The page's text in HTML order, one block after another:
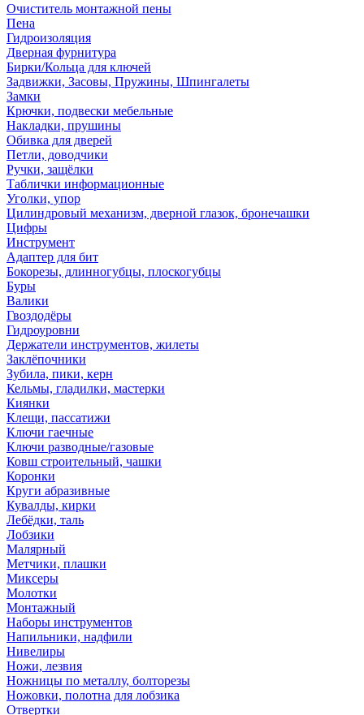
Очиститель монтажной пены
Пена
Гидроизоляция
Дверная фурнитура
Бирки/Кольца для ключей
Задвижки, Засовы, Пружины, Шпингалеты
Замки
Крючки, подвески мебельные
Накладки, прушины
Обивка для дверей
Петли, доводчики
Ручки, защёлки
Таблички информационные
Уголки, упор
Цилиндровый механизм, дверной глазок, бронечашки
Цифры
Инструмент
Адаптер для бит
Бокорезы, длинногубцы, плоскогубцы
Буры
Валики
Гвоздодёры
Гидроуровни
Держатели инструментов, жилеты
Заклёпочники
Зубила, пики, керн
Кельмы, гладилки, мастерки
Киянки
Клещи, пассатижи
Ключи гаечные
Ключи разводные/газовые
Ковш строительный, чашки
Коронки
Круги абразивные
Кувалды, кирки
Лебёдки, таль
Лобзики
Малярный
Метчики, плашки
Миксеры
Молотки
Монтажный
Наборы инструментов
Напильники, надфили
Нивелиры
Ножи, лезвия
Ножницы по металлу, болторезы
Ножовки, полотна для лобзика
Отвертки